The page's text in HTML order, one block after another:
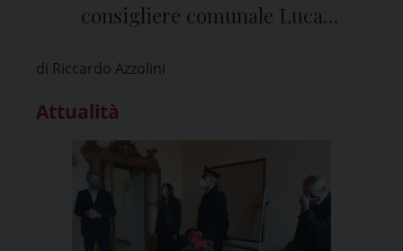
consigliere comunale Luca
di Riccardo Azzolini
Attualità